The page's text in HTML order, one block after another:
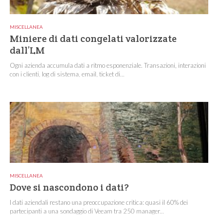
MISCELLANEA
Miniere di dati congelati valorizzate
dall’LM
Ogni azienda accumula dati a ritmo esponenziale. Transazioni, interazioni
con i clienti, log di sistema, email, ticket di...
MISCELLANEA
Dove si nascondono i dati?
I dati aziendali restano una preoccupazione critica: quasi il 60% dei
partecipanti a una sondaggio di Veeam tra 250 manager...